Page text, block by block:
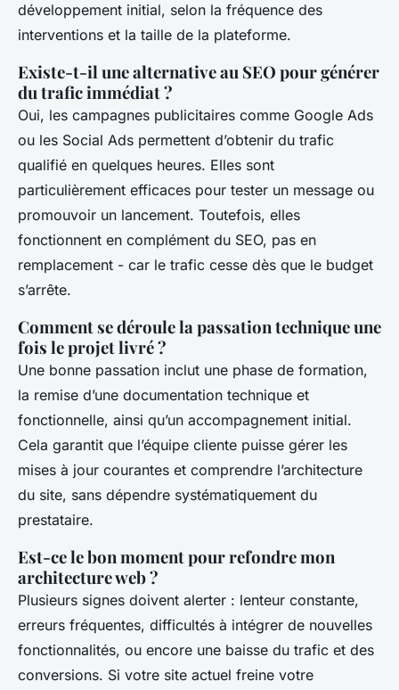
développement initial, selon la fréquence des
interventions et la taille de la plateforme.
Existe-t-il une alternative au SEO pour générer
du trafic immédiat ?
Oui, les campagnes publicitaires comme Google Ads
ou les Social Ads permettent d’obtenir du trafic
qualifié en quelques heures. Elles sont
particulièrement efficaces pour tester un message ou
promouvoir un lancement. Toutefois, elles
fonctionnent en complément du SEO, pas en
remplacement - car le trafic cesse dès que le budget
s’arrête.
Comment se déroule la passation technique une
fois le projet livré ?
Une bonne passation inclut une phase de formation,
la remise d’une documentation technique et
fonctionnelle, ainsi qu’un accompagnement initial.
Cela garantit que l’équipe cliente puisse gérer les
mises à jour courantes et comprendre l’architecture
du site, sans dépendre systématiquement du
prestataire.
Est-ce le bon moment pour refondre mon
architecture web ?
Plusieurs signes doivent alerter : lenteur constante,
erreurs fréquentes, difficultés à intégrer de nouvelles
fonctionnalités, ou encore une baisse du trafic et des
conversions. Si votre site actuel freine votre